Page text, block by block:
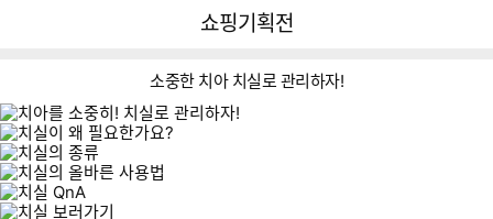
다나와
쇼핑기획전
소중한 치아 치실로 관리하자!